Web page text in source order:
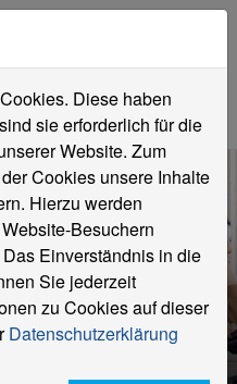
//
Diese haben
sie erforderlich für die
Website. Zum
Cookies unsere Inhalte
Hierzu werden
Besuchern
Einverständnis in die
Sie jederzeit
zu Cookies auf dieser
Datenschutzerklärung